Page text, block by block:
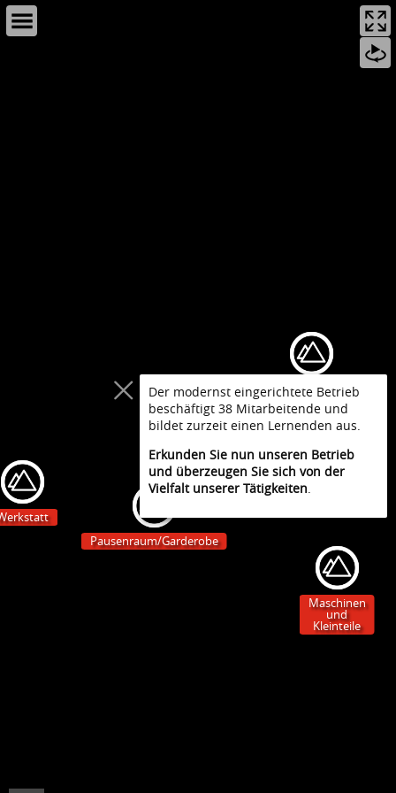
Maschinen
und
Kleinteile
Büros
Zuschneiderei
Pausenraum/Garderobe
Der modernst eingerichtete Betrieb
beschäftigt 38 Mitarbeitende und
bildet zurzeit einen Lernenden aus.
Erkunden Sie nun unseren Betrieb
und überzeugen Sie sich von der
Vielfalt unserer Tätigkeiten.